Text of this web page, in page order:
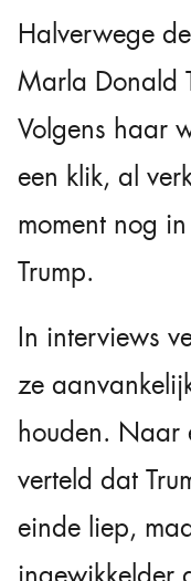
Halverwege
Marla Donald
Volgens haar
een klik, al
moment nog
Trump.
In interviews
ze
houden. Naar
verteld dat
einde liep,